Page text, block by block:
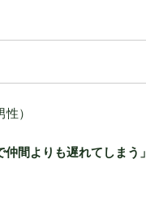
性）
間よりも遅れてしまう」